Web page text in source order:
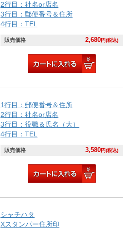
2行目：社名or店名
3行目：郵便番号＆住所
4行目：TEL
販売価格 2,680円(税込)
1行目：郵便番号＆住所
2行目：社名or店名
3行目：役職＆氏名（大）
4行目：TEL
販売価格 3,580円(税込)
シャチハタ
Xスタンパー住所印